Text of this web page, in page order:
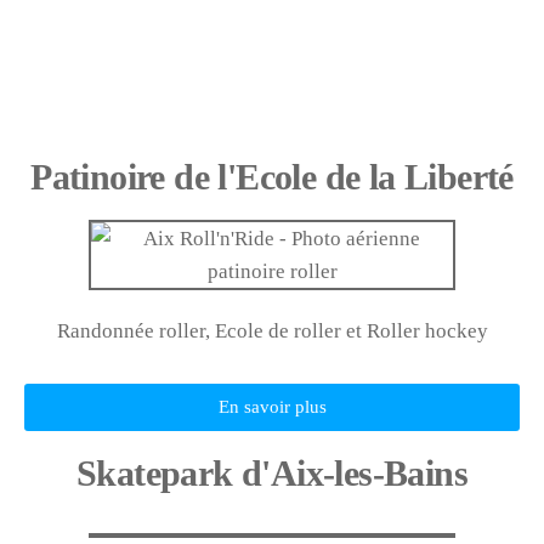
Patinoire de l'Ecole de la Liberté
Randonnée roller, Ecole de roller et Roller hockey
En savoir plus
Skatepark d'Aix-les-Bains